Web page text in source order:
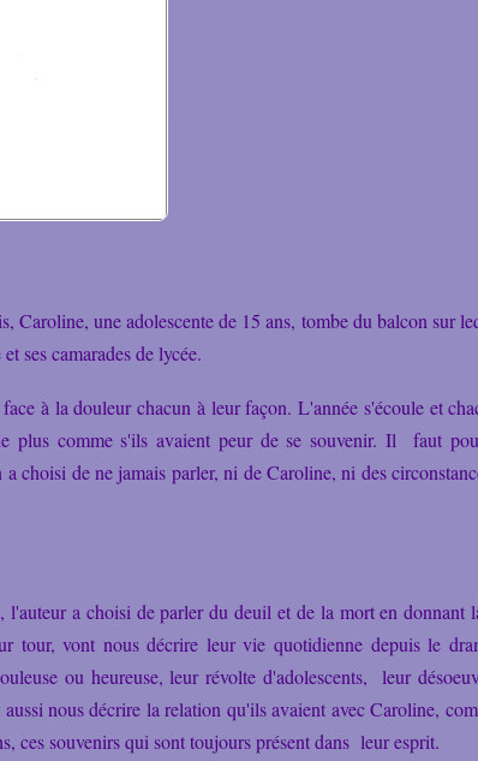
Caroline, une adolescente de 15 ans, tombe du balcon sur
ses camarades de lycée.
à la douleur chacun à leur façon. L'année s'écoule et
plus comme s'ils avaient peur de se souvenir. Il faut
choisi de ne jamais parler, ni de Caroline, ni des
l'auteur a choisi de parler du deuil et de la mort en donnant
tour, vont nous décrire leur vie quotidienne depuis le
ou heureuse, leur révolte d'adolescents, leur
nous décrire la relation qu'ils avaient avec Caroline,
ces souvenirs qui sont toujours présent dans leur esprit.